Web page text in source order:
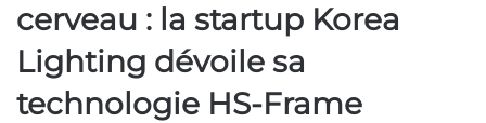
cerveau : la startup Korea
Lighting dévoile sa
technologie HS-Frame